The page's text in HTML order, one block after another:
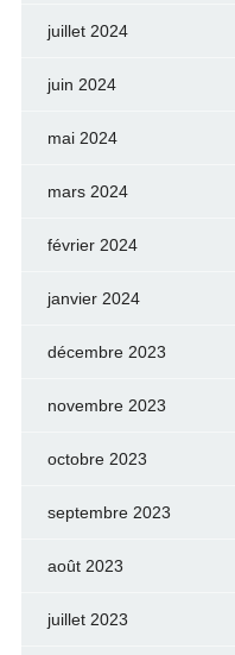
juillet 2024
juin 2024
mai 2024
mars 2024
février 2024
janvier 2024
décembre 2023
novembre 2023
octobre 2023
septembre 2023
août 2023
juillet 2023